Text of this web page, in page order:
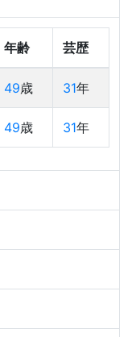
年齢 芸歴
49歳 31年
49歳 31年